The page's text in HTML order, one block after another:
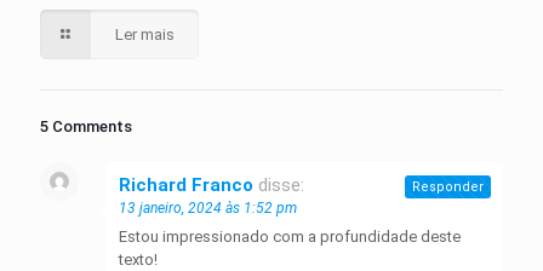
Ler mais
5 Comments
Richard Franco disse:
13 janeiro, 2024 às 1:52 pm
Estou impressionado com a profundidade deste
texto!
Responder